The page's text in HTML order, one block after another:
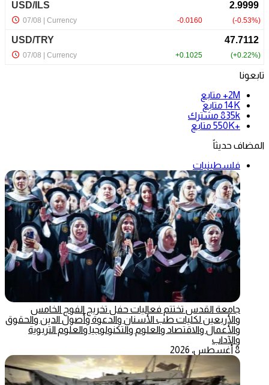
تابعونا
2M+
متابع
14K متابع
835k مشترك
+550K
متابع
المضاف حديثاً
فلسطينيات
جامعة القدس تختتم فعاليات حفل تخريج الفوج الخامس
والأربعين لكليات طب الأسنان والدعوة وأصول الدين والحقوق
والأعمال والاقتصاد والعلوم والتكنولوجيا والعلوم التربوية
والآداب
8 أغسطس، 2026